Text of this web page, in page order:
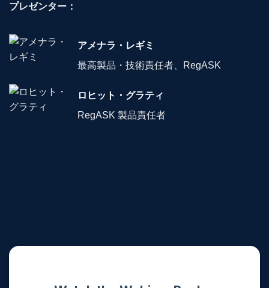
プレゼンター：
アメナラ・レギミ
最高製品・技術責任者、RegASK
ロヒット・グラティ
RegASK 製品責任者